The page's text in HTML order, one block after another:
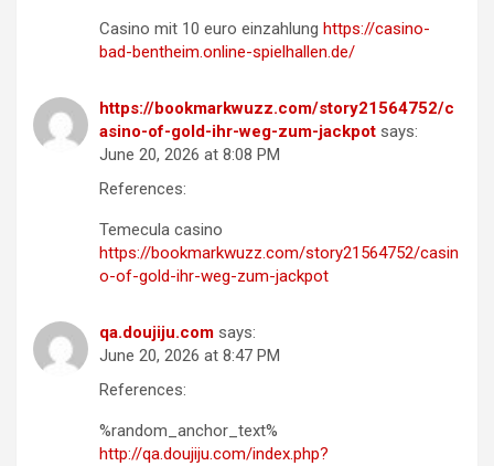
Casino mit 10 euro einzahlung https://casino-
bad-bentheim.online-spielhallen.de/
https://bookmarkwuzz.com/story21564752/c
asino-of-gold-ihr-weg-zum-jackpot says:
June 20, 2026 at 8:08 PM
References:
Temecula casino
https://bookmarkwuzz.com/story21564752/casin
o-of-gold-ihr-weg-zum-jackpot
qa.doujiju.com says:
June 20, 2026 at 8:47 PM
References:
%random_anchor_text%
http://qa.doujiju.com/index.php?